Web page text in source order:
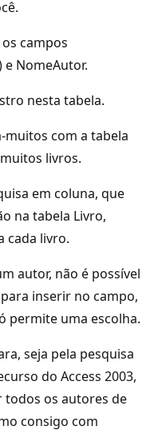
campos
NomeAutor.
nesta tabela.
muitos com a tabela
livros.
em coluna, que
na tabela Livro,
cada livro.
autor, não é possível
inserir no campo,
permite uma escolha.
seja pela pesquisa
do Access 2003,
todos os autores de
consigo com